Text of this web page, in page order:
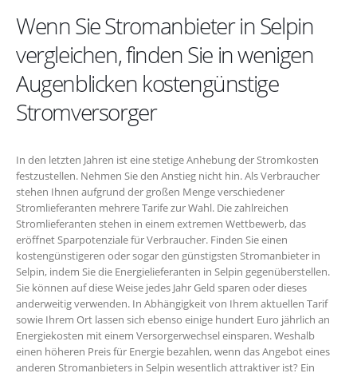
Wenn Sie Stromanbieter in Selpin
vergleichen, finden Sie in wenigen
Augenblicken kostengünstige
Stromversorger
In den letzten Jahren ist eine stetige Anhebung der Stromkosten
festzustellen. Nehmen Sie den Anstieg nicht hin. Als Verbraucher
stehen Ihnen aufgrund der großen Menge verschiedener
Stromlieferanten mehrere Tarife zur Wahl. Die zahlreichen
Stromlieferanten stehen in einem extremen Wettbewerb, das
eröffnet Sparpotenziale für Verbraucher. Finden Sie einen
kostengünstigeren oder sogar den günstigsten Stromanbieter in
Selpin, indem Sie die Energielieferanten in Selpin gegenüberstellen.
Sie können auf diese Weise jedes Jahr Geld sparen oder dieses
anderweitig verwenden. In Abhängigkeit von Ihrem aktuellen Tarif
sowie Ihrem Ort lassen sich ebenso einige hundert Euro jährlich an
Energiekosten mit einem Versorgerwechsel einsparen. Weshalb
einen höheren Preis für Energie bezahlen, wenn das Angebot eines
anderen Stromanbieters in Selpin wesentlich attraktiver ist? Ein